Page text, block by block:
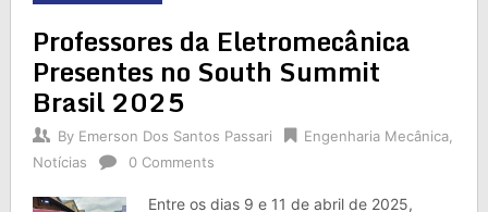
Professores da Eletromecânica
Presentes no South Summit
Brasil 2025
By Emerson Dos Santos Passari Engenharia Mecânica,
Notícias
0 Comments
Entre os dias 9 e 11 de abril de 2025,